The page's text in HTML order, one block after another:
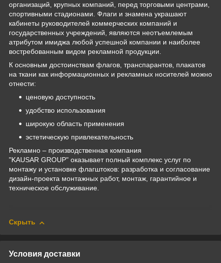
организаций, крупных компаний, перед торговыми центрами,
спортивными стадионами. Флаги и знамена украшают
кабинеты руководителей коммерческих компаний и
государственных учреждений, являются неотъемлемым
атрибутом имиджа любой успешной компании и наиболее
востребованным видом рекламной продукции.
К основным достоинствам флагов, транспарантов, плакатов
на ткани как информационных и рекламных носителей можно
отнести:
ценовую доступность
удобство использования
широкую область применения
эстетическую привлекательность
Рекламно – производственная компания
"KAUSAR GROUP" оказывает полный комплекс услуг по
монтажу и установке флагштоков: разработка и согласование
дизайн-проекта монтажных работ, монтаж, гарантийное и
техническое обслуживание.
Скрыть
Условия доставки